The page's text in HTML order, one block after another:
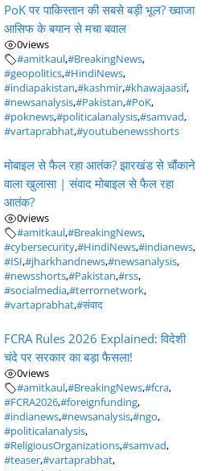
PoK पर पाकिस्तान की सबसे बड़ी भूल? ख्वाजा
आसिफ के बयान से मचा बवाल
0views
#amitkaul,#BreakingNews,
#geopolitics,#HindiNews,
#indiapakistan,#kashmir,#khawajaasif,
#newsanalysis,#Pakistan,#PoK,
#poknews,#politicalanalysis,#samvad,
#vartaprabhat,#youtubenewsshorts
मोबाइल से फैल रहा आतंक? झारखंड से चौंकाने
वाला खुलासा | संवाद मोबाइल से फैल रहा
आतंक?
0views
#amitkaul,#BreakingNews,
#cybersecurity,#HindiNews,#indianews,
#ISI,#jharkhandnews,#newsanalysis,
#newsshorts,#Pakistan,#rss,
#socialmedia,#terrornetwork,
#vartaprabhat,#संवाद
FCRA Rules 2026 Explained: विदेशी
चंदे पर सरकार का बड़ा फैसला!
0views
#amitkaul,#BreakingNews,#fcra,
#FCRA2026,#foreignfunding,
#indianews,#newsanalysis,#ngo,
#politicalanalysis,
#ReligiousOrganizations,#samvad,
#teaser,#vartaprabhat,